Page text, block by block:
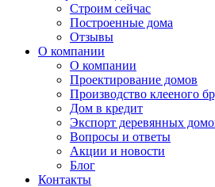
Строим сейчас
Построенные дома
Отзывы
О компании
О компании
Проектирование домов
Производство клееного
Дом в кредит
Экспорт деревянных
Вопросы и ответы
Акции и новости
Блог
Контакты